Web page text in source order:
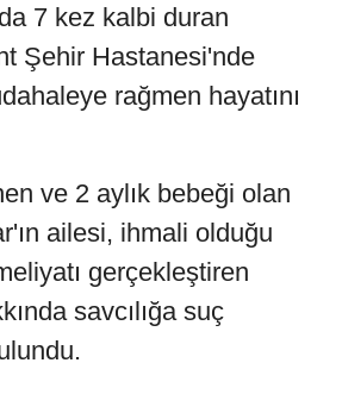
7 kez kalbi duran
Şehir Hastanesi'nde
rağmen hayatını
ve 2 aylık bebeği olan
ailesi, ihmali olduğu
gerçekleştiren
savcılığa suç